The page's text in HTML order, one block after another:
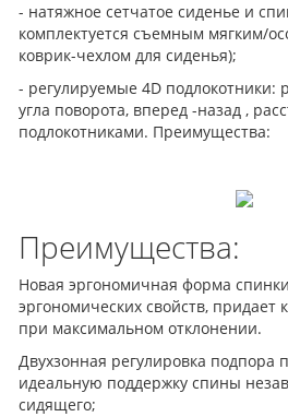
- натяжное сетчатое сиденье и
комплектуется съемным мягким/
коврик-чехлом для сиденья);
- регулируемые 4D подлокотники:
угла поворота, вперед -назад ,
подлокотниками. Преимущества:
Преимущества:
Новая эргономичная форма
эргономических свойств, придает
при максимальном отклонении.
Двухзонная регулировка подпора
идеальную поддержку спины
сидящего;